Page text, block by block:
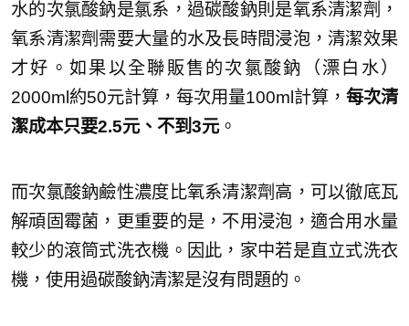
水的次氯酸鈉是氯系，過碳酸鈉則是氧系清潔劑，
氧系清潔劑需要大量的水及長時間浸泡，清潔效果
才好。如果以全聯販售的次氯酸鈉（漂白水）
2000ml約50元計算，每次用量100ml計算， 每次清
潔成本只要2.5元、不到3元。
而次氯酸鈉鹼性濃度比氧系清潔劑高，可以徹底瓦
解頑固霉菌，更重要的是，不用浸泡，適合用水量
較少的滾筒式洗衣機。因此，家中若是直立式洗衣
機，使用過碳酸鈉清潔是沒有問題的。